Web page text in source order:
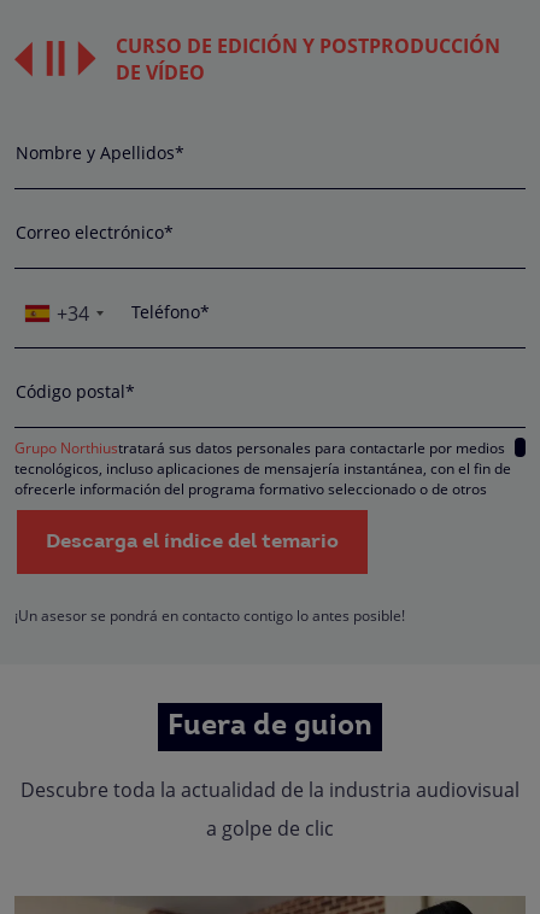
CURSO DE EDICIÓN Y POSTPRODUCCIÓN
DE VÍDEO
Nombre y Apellidos*
Correo electrónico*
+34 Teléfono*
Código postal*
Grupo Northiustratará sus datos personales para contactarle por medios
tecnológicos, incluso aplicaciones de mensajería instantánea, con el fin de
ofrecerle información del programa formativo seleccionado o de otros
directamente relacionados con el interés manifestado y, en su caso, para
tramitar la contratación correspondiente. Compartiremos su solicitud con las
empresas que conforman elGrupo Northius, con el objeto de que estas
hacerle llegar la mejor oferta de productos y servicios de acuerdo a su
oposición, limitación, tal y como se explica en laPolítica de Privacidad
Descarga el índice del temario
¡Un asesor se pondrá en contacto contigo lo antes posible!
Fuera de guion
Descubre toda la actualidad de la industria audiovisual
a golpe de clic